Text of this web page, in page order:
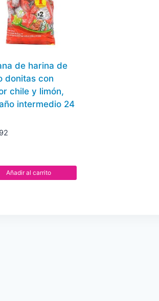
mix
extremo
sabor
limón
y
queso
de harina de
donitas con
chile y limón,
intermedio 24
Añadir al carrito